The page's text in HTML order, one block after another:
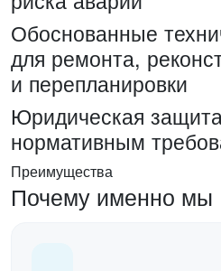
Обоснованные
для ремонта,
и перепланировки
Юридическая
нормативным
Преимущества
Почему именно мы